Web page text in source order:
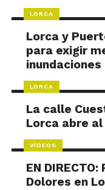
LORCA
Lorca y
para exigir
inundaciones
LORCA
La calle
Lorca abre
VÍDEOS
EN
Dolores en